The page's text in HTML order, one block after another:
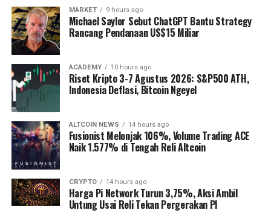
MARKET 9 hours ago
Michael Saylor Sebut ChatGPT Bantu Strategy
Rancang Pendanaan US$15 Miliar
ACADEMY 10 hours ago
Riset Kripto 3-7 Agustus 2026: S&P500 ATH,
Indonesia Deflasi, Bitcoin Ngeyel
ALTCOIN NEWS 14 hours ago
Fusionist Melonjak 106%, Volume Trading ACE
Naik 1.577% di Tengah Reli Altcoin
CRYPTO 14 hours ago
Harga Pi Network Turun 3,75%, Aksi Ambil
Untung Usai Reli Tekan Pergerakan PI